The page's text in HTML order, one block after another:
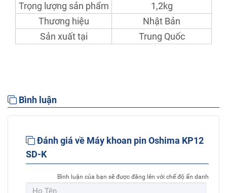
Trọng lượng sản phẩm
1,2kg
Thương hiệu
Nhật Bản
Sản xuất tại
Trung Quốc
Bình luận
Đánh giá về Máy khoan pin Oshima KP12
SD-K
Bình luận của bạn sẽ được đăng lên với chế độ ẩn danh